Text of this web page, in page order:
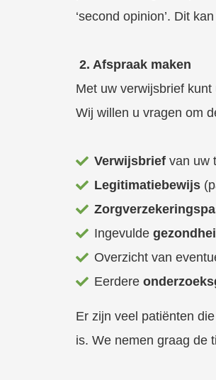
‘second opinion’. Dit
2. Afspraak maken
Met uw verwijsbrief
Wij willen u vragen om
Verwijsbriefvan uw
Legitimatiebewijs
Ingevulde
Overzicht van
Eerdere
Er zijn veel patiënten
is. We nemen graag de